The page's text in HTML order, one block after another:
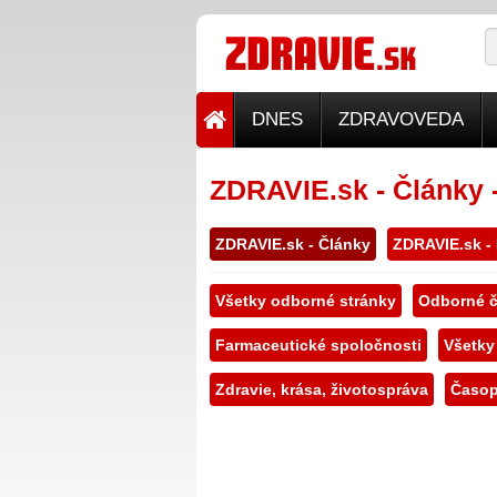
DNES ZDRAVOVEDA
ZDRAVIE.sk - Články
ZDRAVIE.sk - Články ZDRAVIE.sk
Všetky odborné stránky Odborné
Farmaceutické spoločnosti
Zdravie, krása, životospráva